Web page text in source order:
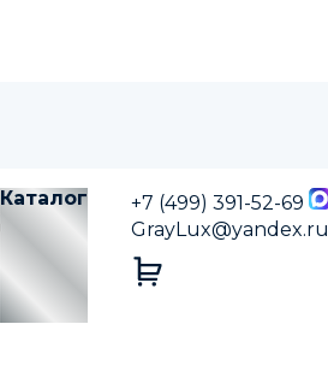
Каталог
+7 (499) 391-52-69
GrayLux@yandex.ru